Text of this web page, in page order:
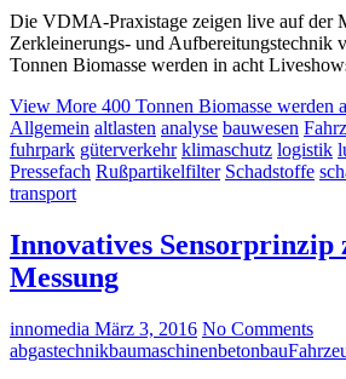
Die VDMA-Praxistage zeigen live auf der
Zerkleinerungs- und Aufbereitungstechnik
Tonnen Biomasse werden in acht
View More 400 Tonnen Biomasse werden
Allgemein altlasten analyse bauwesen
fuhrpark güterverkehr klimaschutz logistik
Pressefach Rußpartikelfilter Schadstoffe
transport
Innovatives Sensorprinzip
Messung
innomedia März 3, 2016 No Comments
abgastechnikbaumaschinenbetonbau